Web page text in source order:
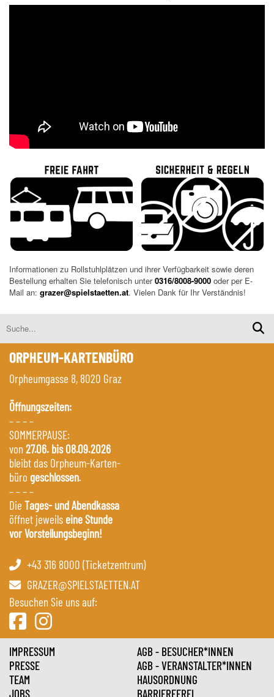
Informationen zu Rollstuhlplätzen und ihrer Verfügbarkeit sowie deren
Bestellung erhalten Sie telefonisch unter0316/8008-9000 oder per E-
Mail an: grazer@spielstaetten.at. Vielen Dank für Ihr Verständnis!
ORPHEUM-KARTENBÜRO
Orpheumgasse 8, 8020 Graz
Öffnungszeiten:
– – – –
SOMMERPAUSE:
von 27.06. bis 08.09.2026
bleibt das Orpheum-Karten-
büro geschlossen.
– – – –
Die Tages- und Abendkassa
öffnet jeweils eine Stunde
vor Vorstellungsbeginn!
+43 316 8000 (Ticketzentrum)
GRAZER@SPIELSTAETTEN.AT
Besuchen Sie uns auf:
IMPRESSUM
PRESSE
TEAM
JOBS
AGB - BESUCHER*INNEN
AGB - VERANSTALTER*INNEN
HAUSORDNUNG
BARRIEREFREI